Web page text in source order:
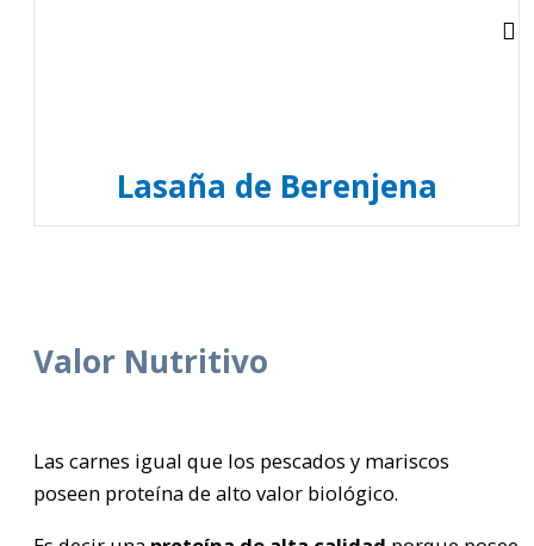
Lasaña de Berenjena
Valor Nutritivo
Las carnes igual que los pescados y mariscos
poseen proteína de alto valor biológico.